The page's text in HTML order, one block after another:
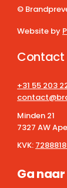
©
Website by
Contact
+31 55 203
Minden 21
7327 AW
KVK:
Ga naar